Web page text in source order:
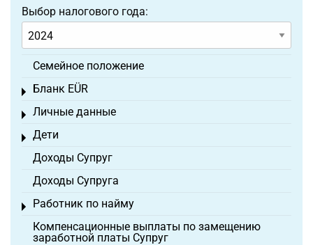
Выбор налогового года:
Семейное положение
Бланк EÜR
Toggle menu
Личные данные
Toggle menu
Дети
Toggle menu
Доходы Супруг
Доходы Супруга
Работник по найму
Toggle menu
Компенсационные выплаты по замещению
заработной платы Супруг